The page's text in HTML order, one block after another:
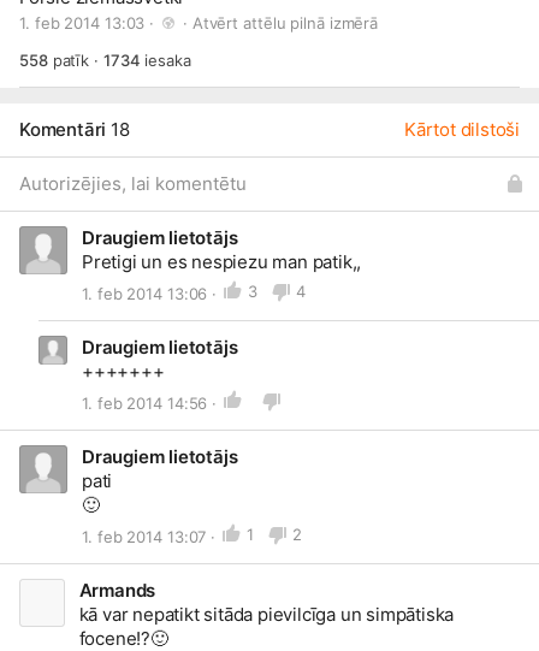
1. feb 2014 13:03 · · Atvērt attēlu pilnā izmērā
558patīk · 1734 iesaka
Komentāri 18 Kārtot dilstoši
Autorizējies, lai komentētu
Draugiem lietotājs
Pretigi un es nespiezu man patik,,
1. feb 2014 13:06 · 3 4
Draugiem lietotājs
+++++++
1. feb 2014 14:56 ·
Draugiem lietotājs
🙂
1. feb 2014 13:07 · 1 2
Armands
kā var nepatikt sitāda pievilcīga un simpātiska
focene!?🙂